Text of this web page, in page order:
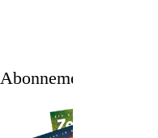
Abonnement